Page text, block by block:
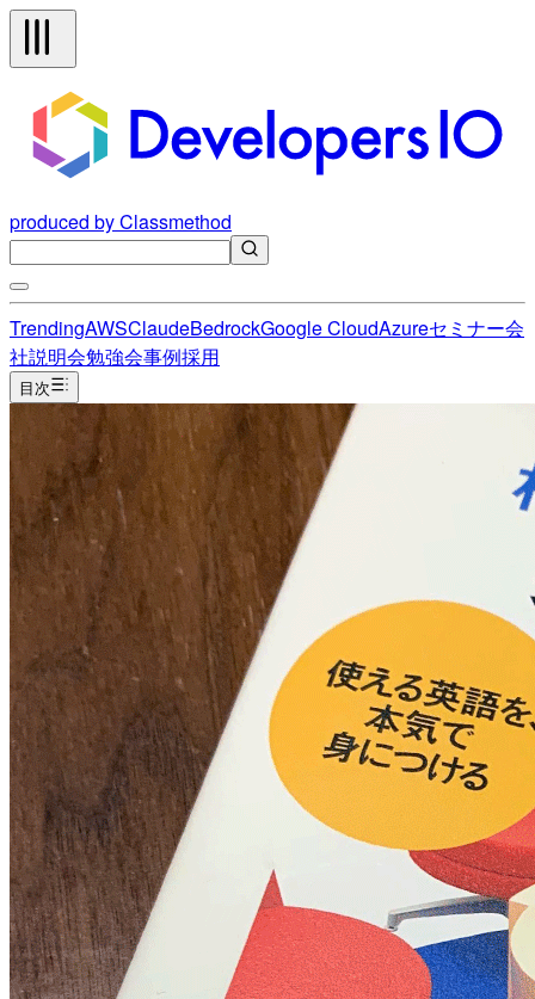
produced by Classmethod
TrendingAWSClaudeBedrockGoogle CloudAzureセミナー会
社説明会勉強会事例採用
目次